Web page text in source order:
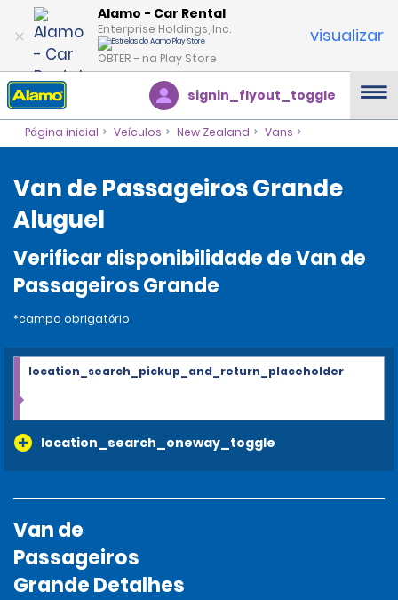
Alamo - Car Rental
Enterprise Holdings, Inc.
OBTER – na Play Store
visualizar
signin_flyout_toggle
Página inicial Veículos New Zealand Vans
Van de Passageiros Grande
Aluguel
Verificar disponibilidade de Van de
Passageiros Grande
*campo obrigatório
location_search_oneway_toggle
location_search_pickup_and_return_placeholder
Van de
Passageiros
Grande Detalhes